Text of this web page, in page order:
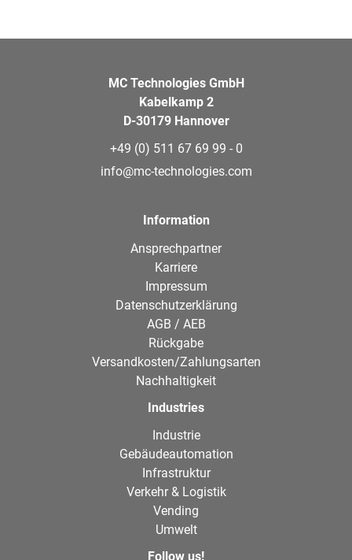
MC Technologies GmbH
Kabelkamp 2
D-30179 Hannover
+49 (0) 511 67 69 99 - 0
info@mc-technologies.com
Information
Ansprechpartner
Karriere
Impressum
Datenschutzerklärung
AGB / AEB
Rückgabe
Versandkosten/Zahlungsarten
Nachhaltigkeit
Industries
Industrie
Gebäudeautomation
Infrastruktur
Verkehr & Logistik
Vending
Umwelt
Follow us!